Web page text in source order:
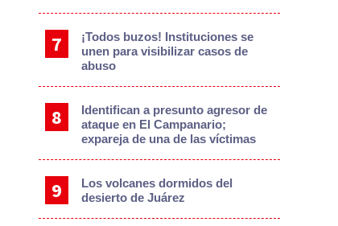
¡Todos buzos! Instituciones se
unen para visibilizar casos de
abuso
Identifican a presunto agresor de
ataque en El Campanario;
expareja de una de las víctimas
Los volcanes dormidos del
desierto de Juárez